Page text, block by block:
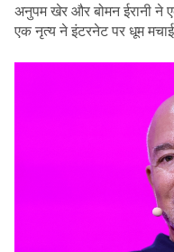
अनुपम खेर और बोमन ईरानी ने
एक नृत्य ने इंटरनेट पर धूम